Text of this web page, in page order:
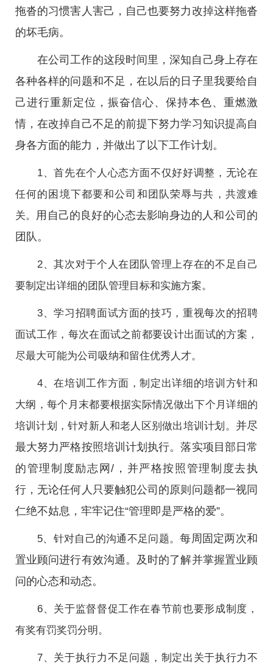
拖沓的习惯害人害己，自己也要努力改掉这样拖沓
的坏毛病。
在公司工作的这段时间里，深知自己身上存在
各种各样的问题和不足，在以后的日子里我要给自
己进行重新定位，振奋信心、保持本色、重燃激
情，在改掉自己不足的前提下努力学习知识提高自
身各方面的能力，并做出了以下工作计划。
1、首先在个人心态方面不仅好好调整，无论在
任何的困境下都要和公司和团队荣辱与共，共渡难
关。 用自己的良好的心态去影响身边的人和公司的
团队。
2、其次对于个人在团队管理上存在的不足自己
要制定出详细的团队管理目标和实施方案。
3、学习招聘面试方面的技巧，重视每次的招聘
面试工作，每次在面试之前都要设计出面试的方案，
尽最大可能为公司吸纳和留住优秀人才。
4、在培训工作方面，制定出详细的培训方针和
大纲，每个月末都要根据实际情况做出下个月详细的
培训计划，针对新人和老人区别做出培训计划。 并尽
最大努力严格按照培训计划执行。落实项目部日常
的管理制度励志网/，并严格按照管理制度去执
行，无论任何人只要触犯公司的原则问题都一视同
仁绝不姑息，牢牢记住“管理即是严格的爱”。
5、针对自己的沟通不足问题。每周固定两次和
置业顾问进行有效沟通。及时的了解并掌握置业顾
问的心态和动态。
6、关于监督督促工作在春节前也要形成制度，
有奖有罚奖罚分明。
7、关于执行力不足问题，制定出关于执行力不